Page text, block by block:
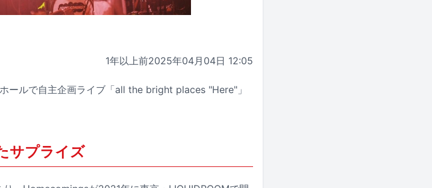
1年以上前2025年04月04日 12:05
ールで自主企画ライブ「all the bright places "Here"」
サプライズ